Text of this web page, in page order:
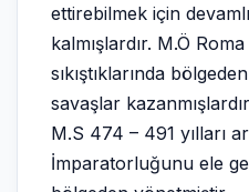
ettirebilmek için
kalmışlardır. M.Ö
sıkıştıklarında
savaşlar
M.S 474 – 491 yılları
İmparatorluğunu ele